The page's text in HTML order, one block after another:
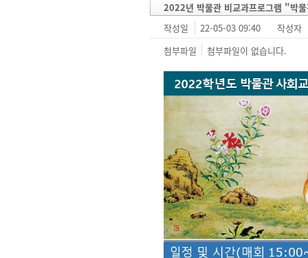
2022년 박물관 비교과프로그램 "박
작성일
22-05-03 09:40
작성자
첨부파일
첨부파일이 없습니다.